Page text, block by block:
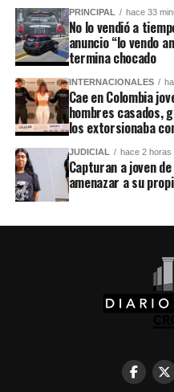
PRINCIPAL hace 33
No lo vendió a
anuncio “lo vendo
termina chocado
INTERNACIONALES
Cae en Colombia
hombres casados,
los extorsionaba
JUDICIAL hace 2 horas
Capturan a joven
amenazar a su